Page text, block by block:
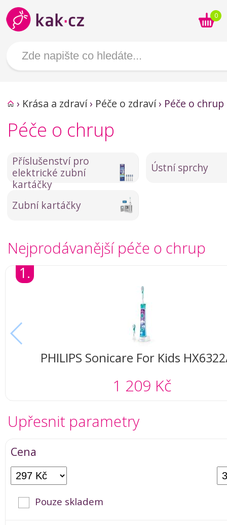
0
› Krása a zdraví› Péče o zdraví› Péče o chrup
Péče o chrup
Příslušenství pro
elektrické zubní
kartáčky
Ústní sprchy
Zubní kartáčky
Nejprodávanější péče o chrup
1.
PHILIPS Sonicare For Kids
1 209 Kč
Upřesnit parametry
Cena
Pouze skladem